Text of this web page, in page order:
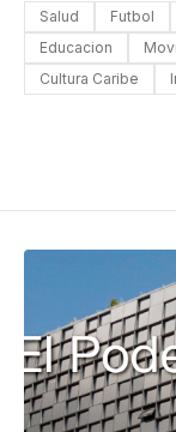
Salud Futbol
Educacion
Cultura Caribe